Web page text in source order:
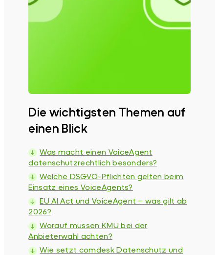
Die wichtigsten Themen auf
einen Blick
Was macht einen VoiceAgent
datenschutzrechtlich besonders?
Welche DSGVO-Pflichten gelten beim
Einsatz eines VoiceAgents?
EU AI Act und VoiceAgent – was gilt ab
2026?
Worauf müssen KMU bei der
Anbieterwahl achten?
Wie setzt comdesk Datenschutz und